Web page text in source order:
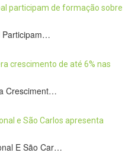
Participam…
Cresciment…
E São Car…